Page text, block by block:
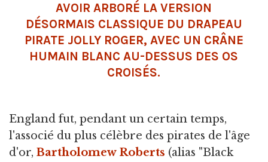
AVOIR ARBORÉ LA VERSION
DÉSORMAIS CLASSIQUE DU DRAPEAU
PIRATE JOLLY ROGER, AVEC UN CRÂNE
HUMAIN BLANC AU-DESSUS DES OS
CROISÉS.
England fut, pendant un certain temps,
l'associé du plus célèbre des pirates de l'âge
d'or, Bartholomew Roberts (alias "Black